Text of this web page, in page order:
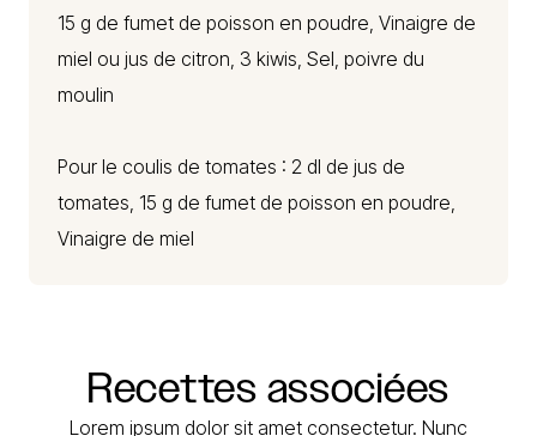
15 g de fumet de poisson en poudre, Vinaigre de
miel ou jus de citron, 3 kiwis, Sel, poivre du
moulin
Pour le coulis de tomates : 2 dl de jus de
tomates, 15 g de fumet de poisson en poudre,
Vinaigre de miel
Recettes associées
Lorem ipsum dolor sit amet consectetur. Nunc